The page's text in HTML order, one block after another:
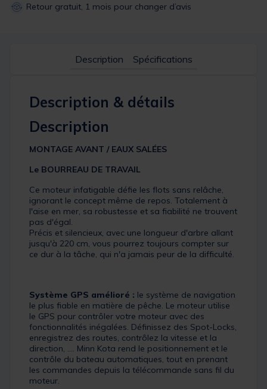
Retour gratuit, 1 mois pour changer d’avis
Description Spécifications
Description & détails
Description
MONTAGE AVANT / EAUX SALÉES
Le BOURREAU DE TRAVAIL
Ce moteur infatigable défie les flots sans relâche,
ignorant le concept même de repos. Totalement à
l'aise en mer, sa robustesse et sa fiabilité ne trouvent
pas d'égal.
Précis et silencieux, avec une longueur d'arbre allant
jusqu'à 220 cm, vous pourrez toujours compter sur
ce dur à la tâche, qui n'a jamais peur de la difficulté.
Système GPS amélioré : le système de navigation
le plus fiable en matière de pêche. Le moteur utilise
le GPS pour contrôler votre moteur avec des
fonctionnalités inégalées. Définissez des Spot-Locks,
enregistrez des routes, contrôlez la vitesse et la
direction, .... Minn Kota rend le positionnement et le
contrôle du bateau automatiques, tout en prenant
les commandes depuis la télécommande sans fil du
moteur.